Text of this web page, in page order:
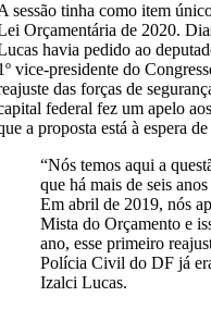
sessão tinha como item
Orçamentária de 2020.
havia pedido ao
vice-presidente do
das forças de
federal fez um apelo
a proposta está à espera
“Nós temos aqui a
que há mais de seis
Em abril de 2019, nós
Mista do Orçamento e
ano, esse primeiro
Polícia Civil do DF já
Izalci Lucas.